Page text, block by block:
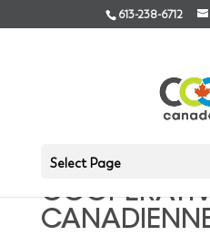
613-238-6712
Select Page